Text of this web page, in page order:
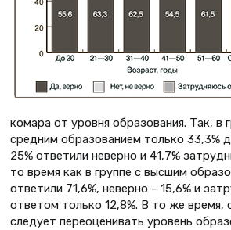
комара от уровня образования. Так, в
средним образованием только 33,3%
25% ответили неверно и 41,7%
то время как в группе с высшим
ответили 71,6%, неверно – 15,6% и
ответом только 12,8%. В то же время,
следует переоценивать уровень